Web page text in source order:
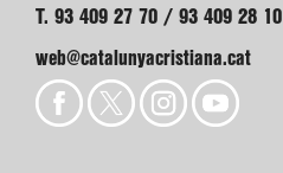
T. 93 409 27 70 / 93 409 28 10
web@catalunyacristiana.cat